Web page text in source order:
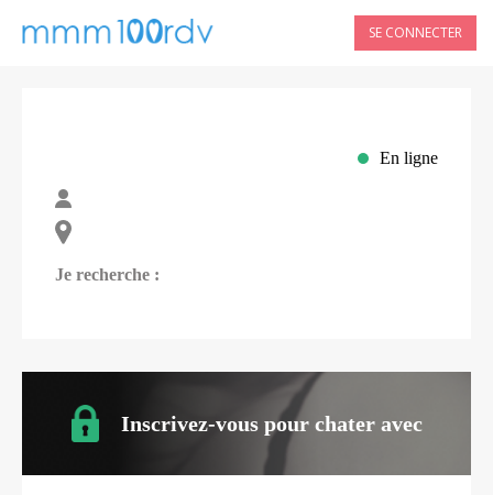
SE CONNECTER
En ligne
Je recherche :
Inscrivez-vous pour chater avec